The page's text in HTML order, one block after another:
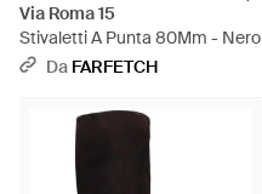
Via Roma 15
Stivaletti A Punta 80Mm - Nero
Da FARFETCH